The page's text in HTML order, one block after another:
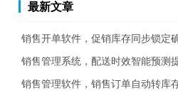
最新文章
销售开单软件，促销库存同步锁定
销售管理系统，配送时效智能预测
销售管理软件，销售订单自动转库